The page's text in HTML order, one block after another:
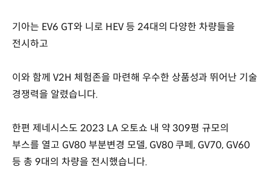
기아는 EV6 GT와 니로 HEV 등 24대의 다양한 차량들을
전시하고
이와 함께 V2H 체험존을 마련해 우수한 상품성과 뛰어난 기술
경쟁력을 알렸습니다.
한편 제네시스도 2023 LA 오토쇼 내 약 309평 규모의
부스를 열고 GV80 부분변경 모델, GV80 쿠페, GV70, GV60
등 총 9대의 차량을 전시했습니다.